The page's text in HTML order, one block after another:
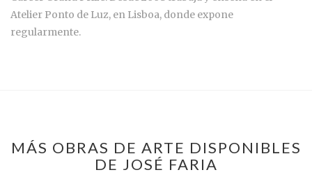
Atelier Ponto de Luz, en Lisboa, donde expone
regularmente.
MÁS OBRAS DE ARTE DISPONIBLES
DE JOSÉ FARIA